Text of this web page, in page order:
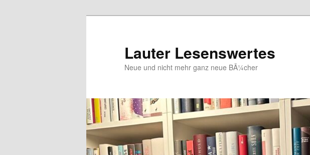
Lauter Lesenswertes
Neue und nicht mehr ganz neue BÃ¼cher